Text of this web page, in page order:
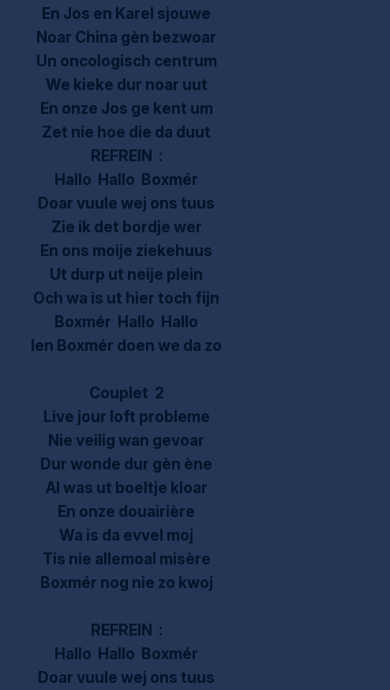
En Jos en Karel sjouwe
Noar China gèn bezwoar
Un oncologisch centrum
We kieke dur noar uut
En onze Jos ge kent um
Zet nie hoe die da duut
REFREIN :
Hallo Hallo Boxmér
Doar vuule wej ons tuus
Zie ik det bordje wer
En ons moije ziekehuus
Ut durp ut neije plein
Och wa is ut hier toch fijn
Boxmér Hallo Hallo
Ien Boxmér doen we da zo
Couplet 2
Live jour loft probleme
Nie veilig wan gevoar
Dur wonde dur gèn ène
Al was ut boeltje kloar
En onze douairière
Wa is da evvel moj
Tis nie allemoal misère
Boxmér nog nie zo kwoj
REFREIN :
Hallo Hallo Boxmér
Doar vuule wej ons tuus